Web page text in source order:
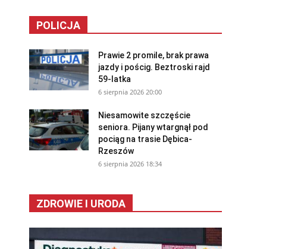
POLICJA
Prawie 2 promile, brak prawa
jazdy i pościg. Beztroski rajd
59-latka
6 sierpnia 2026 20:00
Niesamowite szczęście
seniora. Pijany wtargnął pod
pociąg na trasie Dębica-
Rzeszów
6 sierpnia 2026 18:34
ZDROWIE I URODA